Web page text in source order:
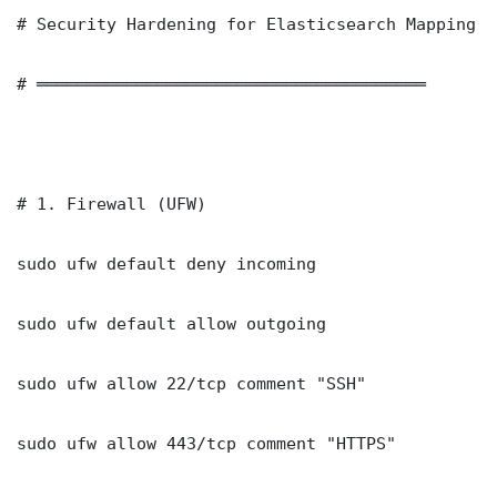
# Security Hardening for Elasticsearch Mapping
# ═══════════════════════════════════════
# 1. Firewall (UFW)
sudo ufw default deny incoming
sudo ufw default allow outgoing
sudo ufw allow 22/tcp comment "SSH"
sudo ufw allow 443/tcp comment "HTTPS"